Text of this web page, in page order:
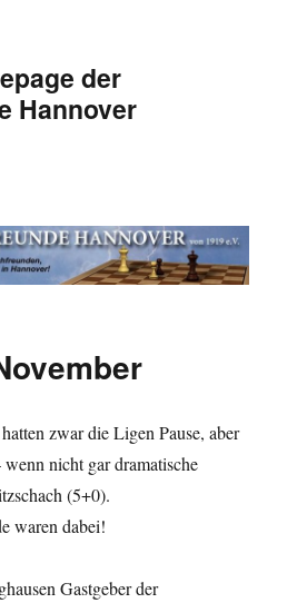
der
Hannover
zwar die Ligen Pause, aber
nicht gar dramatische
(5+0).
waren dabei!
Gastgeber der